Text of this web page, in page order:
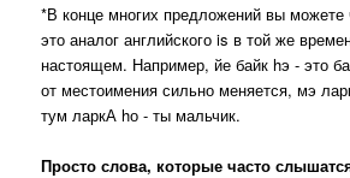
*В конце многих предложений вы
это аналог английского is в той же
настоящем. Например, йе байк hэ - это
от местоимения сильно меняется, мэ
тум ларкА hо - ты мальчик.
Просто слова, которые часто